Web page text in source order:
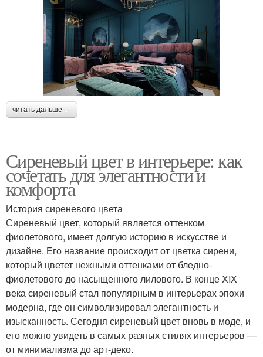
читать дальше →
Сиреневый цвет в интерьере: как
сочетать для элегантности и
комфорта
История сиреневого цвета
Сиреневый цвет, который является оттенком
фиолетового, имеет долгую историю в искусстве и
дизайне. Его название происходит от цветка сирени,
который цветет нежными оттенками от бледно-
фиолетового до насыщенного лилового. В конце XIX
века сиреневый стал популярным в интерьерах эпохи
модерна, где он символизировал элегантность и
изысканность. Сегодня сиреневый цвет вновь в моде, и
его можно увидеть в самых разных стилях интерьеров —
от минимализма до арт-деко.